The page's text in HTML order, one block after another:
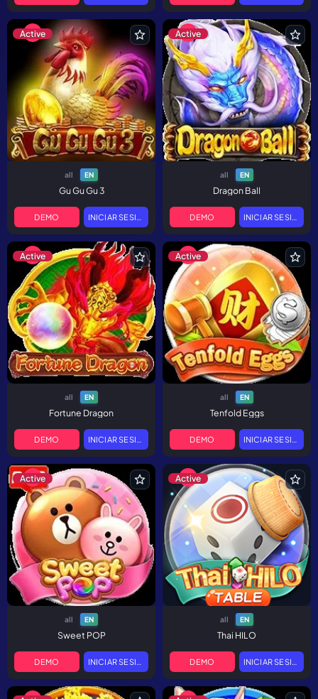
Active
all EN
Gu Gu Gu 3
DEMO INICIAR SESIÓN
Active
all EN
Dragon Ball
DEMO INICIAR SESIÓN
Active
all EN
Fortune Dragon
DEMO INICIAR SESIÓN
Active
all EN
Tenfold Eggs
DEMO INICIAR SESIÓN
Active
all EN
Sweet POP
DEMO INICIAR SESIÓN
Active
all EN
Thai HILO
DEMO INICIAR SESIÓN